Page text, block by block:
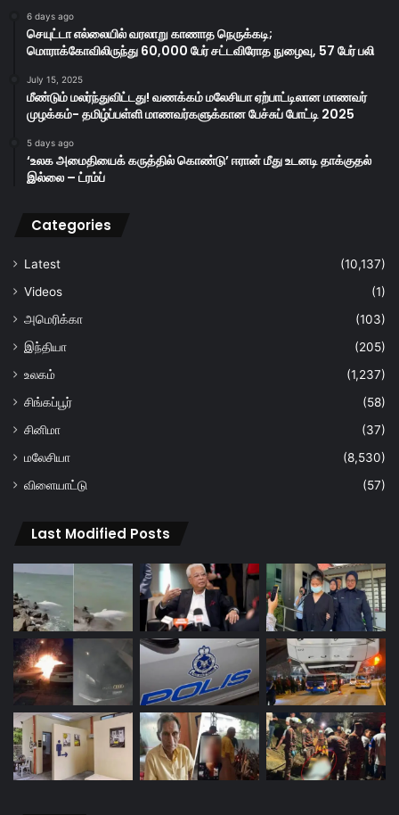
6 days ago
செயுட்டா எல்லையில் வரலாறு காணாத நெருக்கடி;
மொராக்கோவிலிருந்து 60,000 பேர் சட்டவிரோத நுழைவு, 57 பேர் பலி
July 15, 2025
மீண்டும் மலர்ந்துவிட்டது! வணக்கம் மலேசியா ஏற்பாட்டிலான மாணவர்
முழக்கம்- தமிழ்ப்பள்ளி மாணவர்களுக்கான பேச்சுப் போட்டி 2025
5 days ago
‘உலக அமைதியைக் கருத்தில் கொண்டு’ ஈரான் மீது உடனடி தாக்குதல்
இல்லை – ட்ரம்ப்
Categories
Latest
(10,137)
Videos
(1)
அமெரிக்கா
(103)
இந்தியா
(205)
உலகம்
(1,237)
சிங்கப்பூர்
(58)
சினிமா
(37)
மலேசியா
(8,530)
விளையாட்டு
(57)
Last Modified Posts